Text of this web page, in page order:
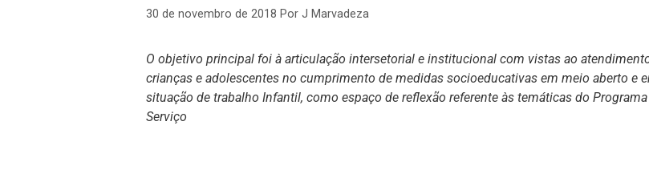
30 de novembro de 2018 Por J Marvadeza
O objetivo principal foi à articulação intersetorial e institucional com vistas ao
crianças e adolescentes no cumprimento de medidas socioeducativas em meio aberto e
situação de trabalho Infantil, como espaço de reflexão referente às temáticas do
Serviço